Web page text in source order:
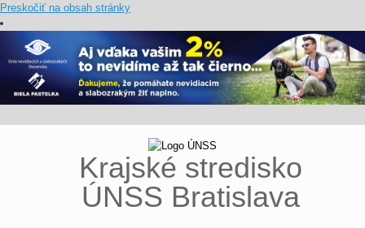
Preskočiť na obsah stránky
Krajské stredisko
ÚNSS Bratislava